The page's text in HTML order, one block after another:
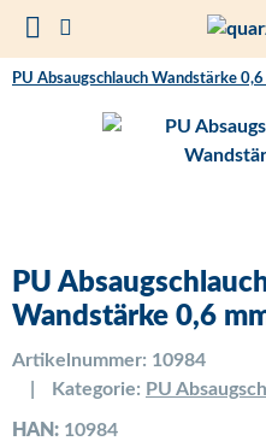
PU Absaugschlauch Wandstärke
PU
Wandstärke 0,6
Artikelnummer: 10984
Kategorie: PU
HAN: 10984